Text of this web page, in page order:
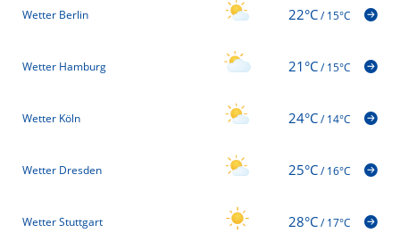
Wetter Berlin 22°C/15°C
Wetter Hamburg 21°C/15°C
Wetter Köln 24°C/14°C
Wetter Dresden 25°C/16°C
Wetter Stuttgart 28°C/17°C